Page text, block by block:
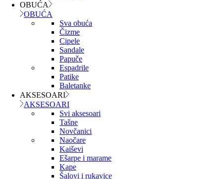
OBUĆA
OBUĆA
Sva obuća
Čizme
Cipele
Sandale
Papuče
Espadrile
Patike
Baletanke
AKSESOARI
AKSESOARI
Svi aksesoari
Tašne
Novčanici
Naočare
Kaiševi
Ešarpe i marame
Kape
Šalovi i rukavice